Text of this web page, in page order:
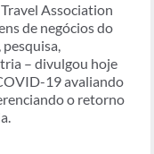
Association
de negócios do
– divulgou hoje
19 avaliando
o retorno